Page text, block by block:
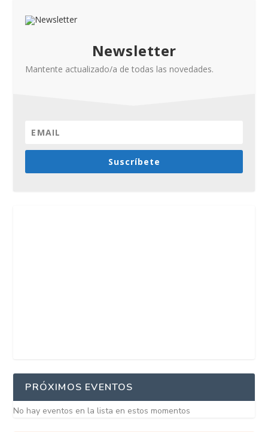
Newsletter
Mantente actualizado/a de todas las novedades.
Suscríbete
PRÓXIMOS EVENTOS
No hay eventos en la lista en estos momentos